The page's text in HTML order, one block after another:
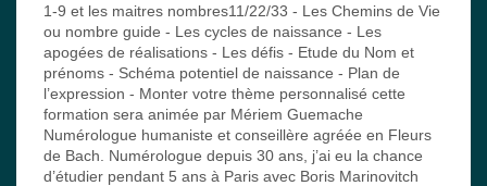
1-9 et les maitres nombres11/22/33 - Les Chemins de Vie
ou nombre guide - Les cycles de naissance - Les
apogées de réalisations - Les défis - Etude du Nom et
prénoms - Schéma potentiel de naissance - Plan de
l’expression - Monter votre thème personnalisé cette
formation sera animée par Mériem Guemache
Numérologue humaniste et conseillère agréée en Fleurs
de Bach. Numérologue depuis 30 ans, j’ai eu la chance
d’étudier pendant 5 ans à Paris avec Boris Marinovitch